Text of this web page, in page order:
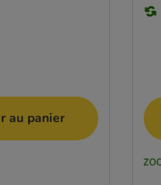
au panier